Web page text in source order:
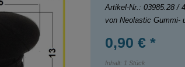
Artikel-Nr.: 03985.28 /
von Neolastic Gummi-
0,90 € *
Inhalt: 1 Stück